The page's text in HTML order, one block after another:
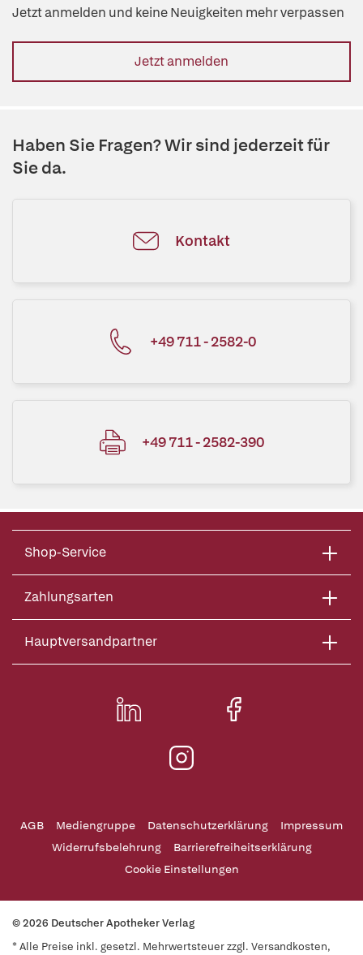
Jetzt anmelden und keine Neuigkeiten mehr verpassen
Jetzt anmelden
Haben Sie Fragen? Wir sind jederzeit für
Sie da.
Kontakt
+49 711 - 2582-0
+49 711 - 2582-390
Shop-Service
Zahlungsarten
Hauptversandpartner
AGB Mediengruppe Datenschutzerklärung
Impressum
Widerrufsbelehrung
Barrierefreiheitserklärung
Cookie Einstellungen
© 2026 Deutscher Apotheker Verlag
* Alle Preise inkl. gesetzl. Mehrwertsteuer zzgl. Versandkosten,